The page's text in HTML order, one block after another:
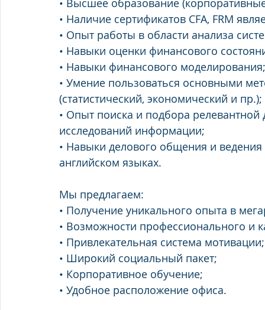
• Высшее образование
• Наличие сертификатов CFA, FRM
• Опыт работы в области анализа
• Навыки оценки финансового
• Навыки финансового
• Умение пользоваться основными
(статистический, экономический и пр.);
• Опыт поиска и подбора
исследований информации;
• Навыки делового общения и
английском языках.
Мы предлагаем:
• Получение уникального опыта в
• Возможности профессионального и
• Привлекательная система
• Широкий социальный пакет;
• Корпоративное обучение;
• Удобное расположение офиса.